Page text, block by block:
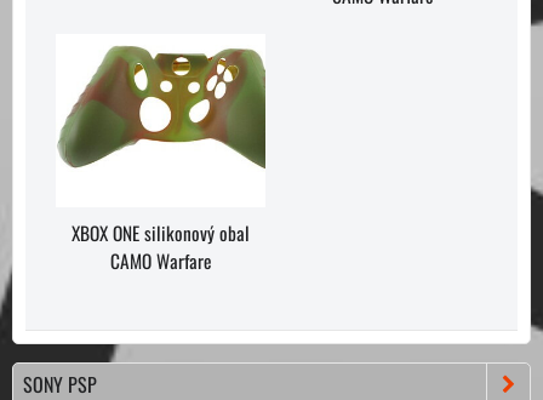
XBOX ONE silikonový obal
CAMO Warfare
SONY PSP